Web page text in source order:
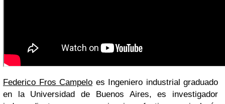
Federico Fros Campelo es Ingeniero industrial graduado
en la Universidad de Buenos Aires, es investigador